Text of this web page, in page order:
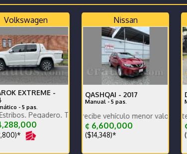
Volkswagen
EXTREME -
- 5 pas.
Tapa Rígida y canasta Thule extra
Nissan
QASHQAI - 2017
Manual - 5 pas.
al día - se recibe vehículo menor valor garantía x
¢ 6,600,000
($14,348)*
comprado en agencia-mantenimiento
Carro